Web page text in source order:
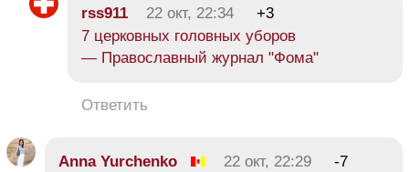
rss911 22 окт, 22:34
+3
7 церковных головных уборов
— Православный журнал "Фома"
Ответить
Anna Yurchenko 22 окт, 22:29
-7